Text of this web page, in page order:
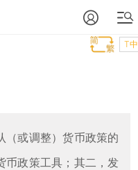
T中
（或调整）货币政策的
币政策工具；其二，发